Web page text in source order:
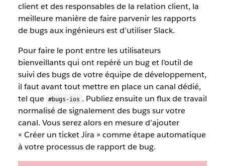
client et des responsables de la relation client, la
meilleure manière de faire parvenir les rapports
de bugs aux ingénieurs est d’utiliser Slack.
Pour faire le pont entre les utilisateurs
bienveillants qui ont repéré un bug et l’outil de
suivi des bugs de votre équipe de développement,
il faut avant tout mettre en place un canal dédié,
tel que #bugs-ios . Publiez ensuite un flux de travail
normalisé de signalement des bugs sur votre
canal. Vous serez alors en mesure d’ajouter
« Créer un ticket Jira » comme étape automatique
à votre processus de rapport de bug.